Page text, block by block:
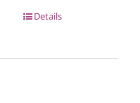
Details